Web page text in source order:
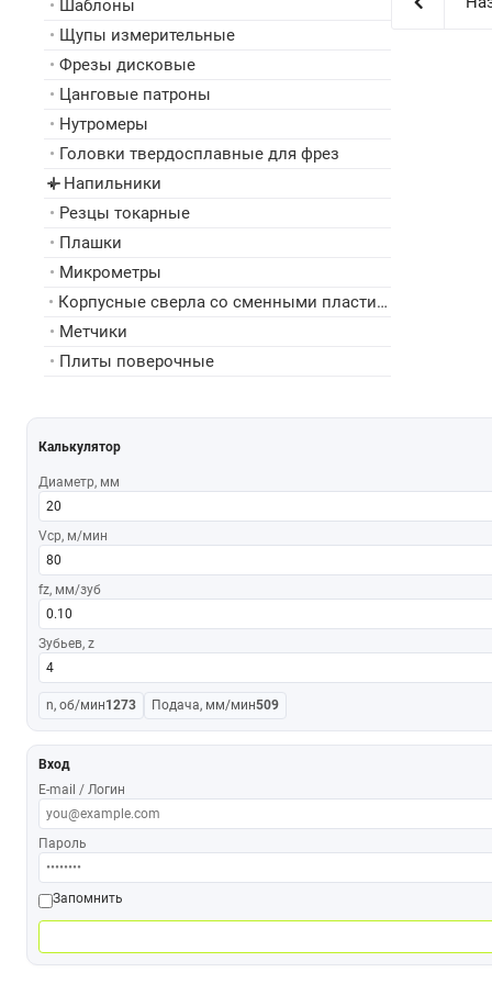
• Шаблоны
• Щупы измерительные
• Фрезы дисковые
• Цанговые патроны
• Нутромеры
• Головки твердосплавные для фрез
▸ Напильники
• Резцы токарные
• Плашки
• Микрометры
•
Корпусные сверла со сменными пластинами
• Метчики
• Плиты поверочные
Калькулятор
Диаметр, мм
Vср, м/мин
fz, мм/зуб
Зубьев, z
n, об/мин1273 Подача, мм/мин509
Вход
E-mail / Логин
Пароль
Запомнить